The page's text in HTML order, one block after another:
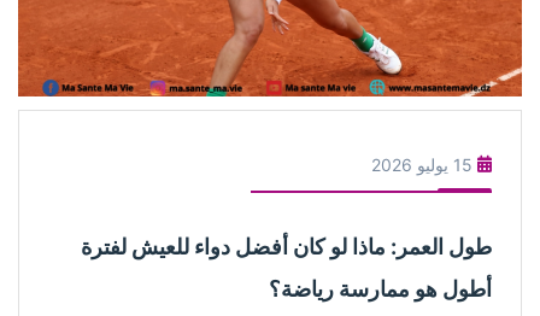
15 يوليو 2026
طول العمر: ماذا لو كان أفضل دواء للعيش لفترة
أطول هو ممارسة رياضة؟